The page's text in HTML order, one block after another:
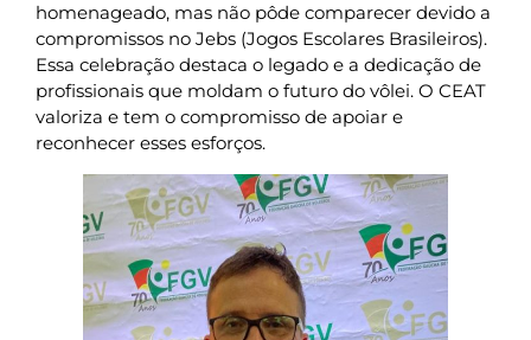
homenageado, mas não pôde comparecer devido a
compromissos no Jebs (Jogos Escolares Brasileiros).
Essa celebração destaca o legado e a dedicação de
profissionais que moldam o futuro do vôlei. O CEAT
valoriza e tem o compromisso de apoiar e
reconhecer esses esforços.